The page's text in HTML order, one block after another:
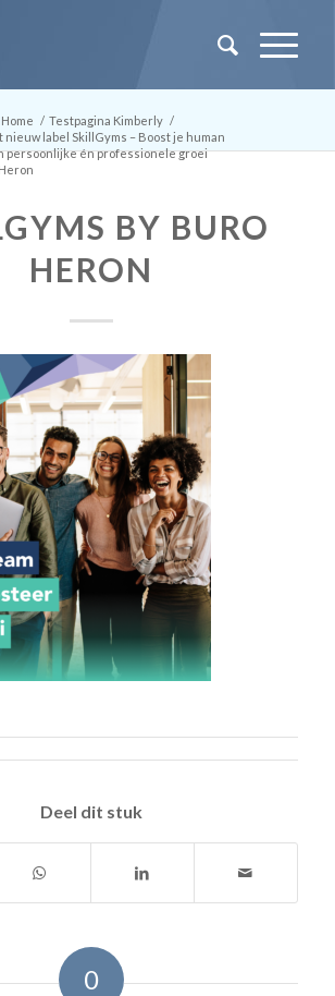
Home / Testpagina Kimberly /
label SkillGyms – Boost je human
persoonlijke én professionele groei
BY BURO
HERON
Deel dit stuk
0